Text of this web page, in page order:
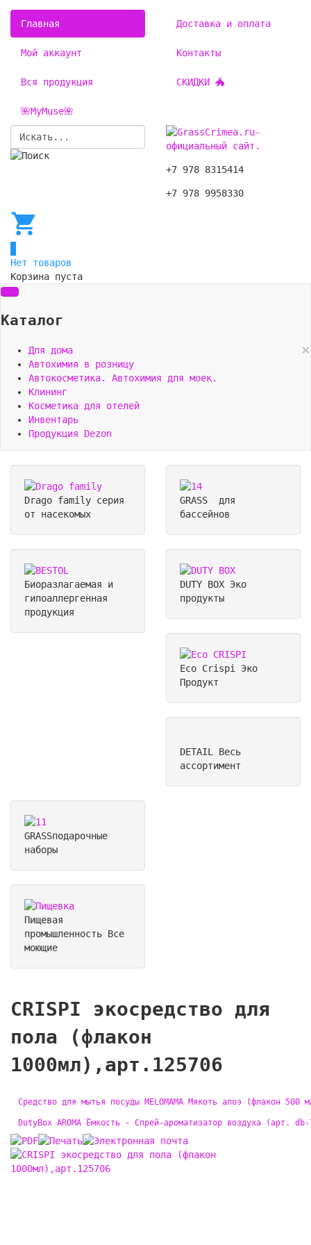
Главная
Мой аккаунт
Вся продукция
🌺MyMuse🌺
Доставка и оплата
Контакты
СКИДКИ 🐲
+7 978 8315414
+7 978 9958330
Нет товаров
Корзина пуста
Каталог
×
Для дома
Автохимия в розницу
Автокосметика. Автохимия для моек.
Клининг
Косметика для отелей
Инвентарь
Продукция Dezon
Drago family серия
от насекомых
Биоразлагаемая и
гипоаллергенная
продукция
GRASS
для
бассейнов
DUTY BOX Эко
продукты
Eco Crispi
Эко
Продукт
DETAIL Весь
ассортимент
GRASSподарочные
наборы
Пищевая
промышленность Все
моющие
CRISPI экосредство для
пола (флакон
1000мл),арт.125706
Средство для мытья посуды MELOMAMA Мякоть алоэ (флакон 500
DutyBox AROMA Ёмкость - Спрей-ароматизатор воздуха (арт.